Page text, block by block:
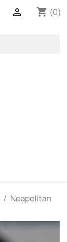
shopping_cart (0)

Neapolitan